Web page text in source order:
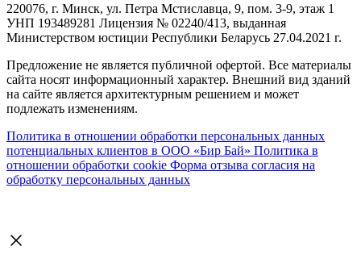
220076, г. Минск, ул. Петра Мстиславца, 9, пом. 3-9, этаж 1
УНП 193489281 Лицензия № 02240/413, выданная
Министерством юстиции Республики Беларусь 27.04.2021 г.
Предложение не является публичной офертой. Все материалы
сайта носят информационный характер. Внешний вид зданий
на сайте является архитектурным решением и может
подлежать изменениям.
Политика в отношении обработки персональных данных
потенциальных клиентов в ООО «Бир Бай» Политика в
отношении обработки cookie Форма отзыва согласия на
обработку персональных данных